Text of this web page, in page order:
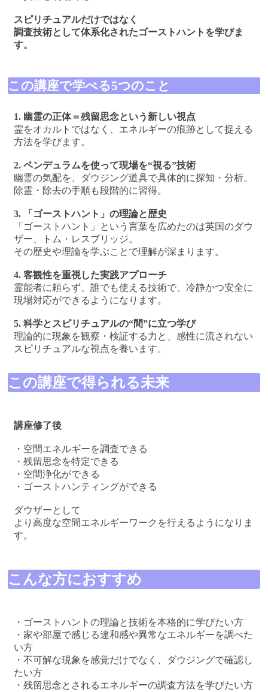
スピリチュアルだけではなく
調査技術として体系化されたゴーストハントを学びま
す。
この講座で学べる5つのこと
1. 幽霊の正体＝残留思念という新しい視点
霊をオカルトではなく、エネルギーの痕跡として捉える
方法を学びます。
2. ペンデュラムを使って現場を“視る”技術
幽霊の気配を、ダウジング道具で具体的に探知・分析。
除霊・除去の手順も段階的に習得。
3. 「ゴーストハント」の理論と歴史
「ゴーストハント」という言葉を広めたのは英国のダウ
ザー、トム・レスブリッジ。
その歴史や理論を学ぶことで理解が深まります。
4. 客観性を重視した実践アプローチ
霊能者に頼らず、誰でも使える技術で、冷静かつ安全に
現場対応ができるようになります。
5. 科学とスピリチュアルの“間”に立つ学び
理論的に現象を観察・検証する力と、感性に流されない
スピリチュアルな視点を養います。
この講座で得られる未来
講座修了後
・空間エネルギーを調査できる
・残留思念を特定できる
・空間浄化ができる
・ゴーストハンティングができる
ダウザーとして
より高度な空間エネルギーワークを行えるようになりま
す。
こんな方におすすめ
・ゴーストハントの理論と技術を本格的に学びたい方
・家や部屋で感じる違和感や異常なエネルギーを調べた
い方
・不可解な現象を感覚だけでなく、ダウジングで確認し
たい方
・残留思念とされるエネルギーの調査方法を学びたい方